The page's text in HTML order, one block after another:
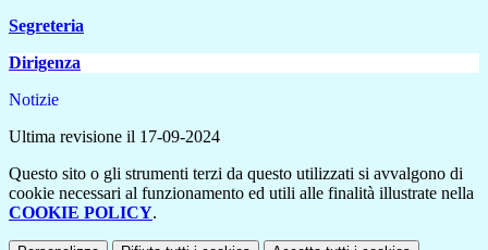
Segreteria
Dirigenza
Notizie
Ultima revisione il 17-09-2024
Questo sito o gli strumenti terzi da questo utilizzati si avvalgono di
cookie necessari al funzionamento ed utili alle finalità illustrate nella
COOKIE POLICY.